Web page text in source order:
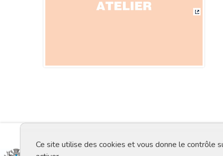
Ce site utilise des cookies et vous donne le contrôle